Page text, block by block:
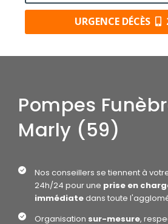
URGENCE DÉCÈS
Pompes
Marly (59)
Nos conseillers se tiennent à
24h/24 pour une prise en
immédiatedans toute
Organisation sur-mesure,